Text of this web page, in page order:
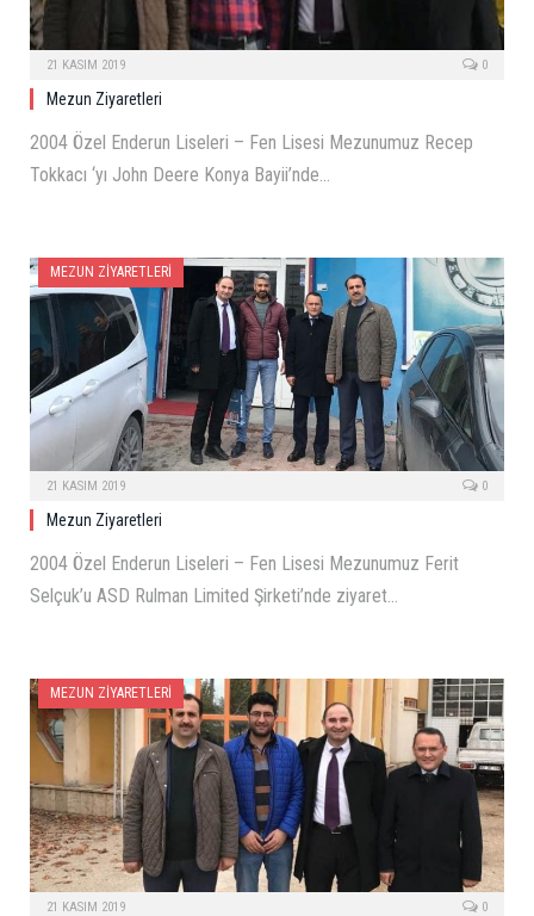
21 KASIM 2019 0
Mezun Ziyaretleri
2004 Özel Enderun Liseleri – Fen Lisesi Mezunumuz Recep
Tokkacı ‘yı John Deere Konya Bayii’nde…
MEZUN ZIYARETLERI
21 KASIM 2019 0
Mezun Ziyaretleri
2004 Özel Enderun Liseleri – Fen Lisesi Mezunumuz Ferit
Selçuk’u ASD Rulman Limited Şirketi’nde ziyaret…
MEZUN ZIYARETLERI
21 KASIM 2019 0